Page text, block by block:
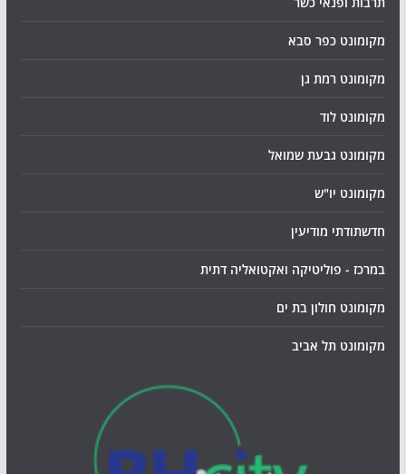
מקומונט כפר סבא
מקומונט רמת גן
מקומונט לוד
מקומונט גבעת שמואל
מקומונט יו"ש
חדשתודתי מודיעין
במרכז - פוליטיקה ואקטואליה דתית
מקומונט חולון בת ים
מקומונט תל אביב